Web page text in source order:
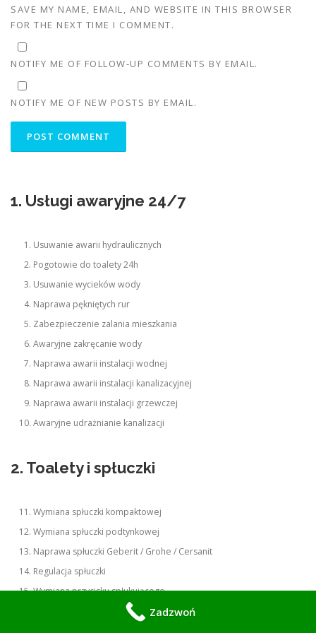
SAVE MY NAME, EMAIL, AND WEBSITE IN THIS BROWSER
FOR THE NEXT TIME I COMMENT.
NOTIFY ME OF FOLLOW-UP COMMENTS BY EMAIL.
NOTIFY ME OF NEW POSTS BY EMAIL.
1. Usługi awaryjne 24/7
Usuwanie awarii hydraulicznych
Pogotowie do toalety 24h
Usuwanie wycieków wody
Naprawa pękniętych rur
Zabezpieczenie zalania mieszkania
Awaryjne zakręcanie wody
Naprawa awarii instalacji wodnej
Naprawa awarii instalacji kanalizacyjnej
Naprawa awarii instalacji grzewczej
Awaryjne udrażnianie kanalizacji
2. Toalety i spłuczki
Wymiana spłuczki kompaktowej
Wymiana spłuczki podtynkowej
Naprawa spłuczki Geberit / Grohe / Cersanit
Regulacja spłuczki
Wymiana przycisku spłukującego
Zadzwoń